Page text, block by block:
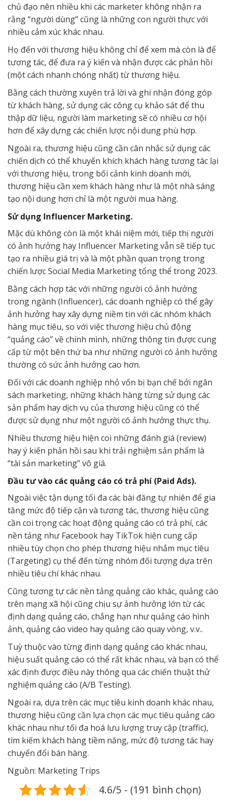
chủ đạo nên nhiều khi các marketer không nhận ra
rằng “người dùng” cũng là những con người thực với
nhiều cảm xúc khác nhau.
Họ đến với thương hiệu không chỉ để xem mà còn là để
tương tác, để đưa ra ý kiến và nhận được các phản hồi
(một cách nhanh chóng nhất) từ thương hiệu.
Bằng cách thường xuyên trả lời và ghi nhận đóng góp
từ khách hàng, sử dụng các công cụ khảo sát để thu
thập dữ liệu, người làm marketing sẽ có nhiều cơ hội
hơn để xây dựng các chiến lược nội dung phù hợp.
Ngoài ra, thương hiệu cũng cần cân nhắc sử dụng các
chiến dịch có thể khuyến khích khách hàng tương tác lại
với thương hiệu, trong bối cảnh kinh doanh mới,
thương hiệu cần xem khách hàng như là một nhà sáng
tạo nội dung hơn chỉ là một người mua hàng.
Sử dụng Influencer Marketing.
Mặc dù không còn là một khái niệm mới, tiếp thị người
có ảnh hưởng hay Influencer Marketing vẫn sẽ tiếp tục
tạo ra nhiều giá trị và là một phần quan trọng trong
chiến lược Social Media Marketing tổng thể trong 2023.
Bằng cách hợp tác với những người có ảnh hưởng
trong ngành (Influencer), các doanh nghiệp có thể gây
ảnh hưởng hay xây dựng niềm tin với các nhóm khách
hàng mục tiêu, so với việc thương hiệu chủ động
“quảng cáo” về chính mình, những thông tin được cung
cấp từ một bên thứ ba như những người có ảnh hưởng
thường có sức ảnh hưởng cao hơn.
Đối với các doanh nghiệp nhỏ vốn bị bạn chế bởi ngân
sách marketing, những khách hàng từng sử dụng các
sản phẩm hay dịch vụ của thương hiệu cũng có thể
được sử dụng như một người có ảnh hưởng thực thụ.
Nhiều thương hiệu hiện coi những đánh giá (review)
hay ý kiến phản hồi sau khi trải nghiệm sản phẩm là
“tài sản marketing” vô giá.
Đầu tư vào các quảng cáo có trả phí (Paid Ads).
Ngoài việc tận dụng tối đa các bài đăng tự nhiên để gia
tăng mức độ tiếp cận và tương tác, thương hiệu cũng
cần coi trọng các hoạt động quảng cáo có trả phí, các
nền tảng như Facebook hay TikTok hiện cung cấp
nhiều tùy chọn cho phép thương hiệu nhắm mục tiêu
(Targeting) cụ thể đến từng nhóm đối tượng dựa trên
nhiều tiêu chí khác nhau.
Cũng tương tự các nền tảng quảng cáo khác, quảng cáo
trên mạng xã hội cũng chịu sự ảnh hưởng lớn từ các
định dạng quảng cáo, chẳng hạn như quảng cáo hình
ảnh, quảng cáo video hay quảng cáo quay vòng, v.v..
Tuỳ thuộc vào từng định dạng quảng cáo khác nhau,
hiệu suất quảng cáo có thể rất khác nhau, và bạn có thể
xác định được điều này thông qua các chiến thuật thử
nghiệm quảng cáo (A/B Testing).
Ngoài ra, dựa trên các mục tiêu kinh doanh khác nhau,
thương hiệu cũng cần lựa chọn các mục tiêu quảng cáo
khác nhau như tối đa hoá lưu lượng truy cập (traffic),
tìm kiếm khách hàng tiềm năng, mức độ tương tác hay
chuyển đổi bán hàng.
Nguồn: Marketing Trips
4.6/5 - (191 bình chọn)